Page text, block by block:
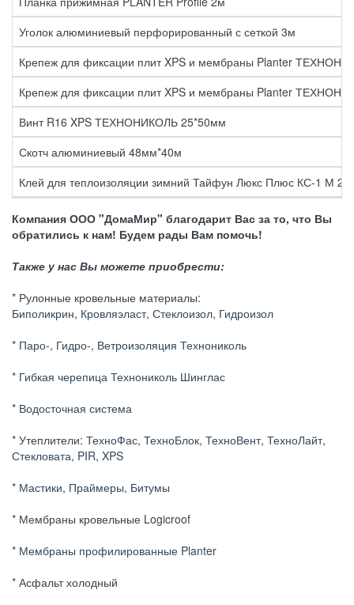
Уголок алюминиевый перфорированный с сеткой 3м
Крепеж для фиксации плит XPS и мембраны Planter
Крепеж для фиксации плит XPS и мембраны Planter
Винт R16 XPS ТЕХНОНИКОЛЬ 25*50мм
Скотч алюминиевый 48мм*40м
Клей для теплоизоляции зимний Тайфун Люкс Плюс КС-1 М 25
Компания ООО "ДомаМир" благодарит Вас за то, что Вы
обратились к нам! Будем рады Вам помочь!
Также у нас Вы можете приобрести:
* Рулонные кровельные материалы:
Биполикрин, Кровляэласт, Стеклоизол, Гидроизол
* Паро-, Гидро-, Ветроизоляция Технониколь
* Гибкая черепица Технониколь Шинглас
* Водосточная система
* Утеплители: ТехноФас, ТехноБлок, ТехноВент, ТехноЛайт,
Стекловата, PIR, XPS
* Мастики, Праймеры, Битумы
* Мембраны кровельные Logicroof
* Мембраны профилированные Planter
* Асфальт холодный